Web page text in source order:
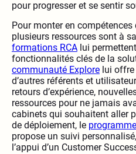
pour progresser et se sentir
Pour monter en compétences
plusieurs ressources sont à
formations RCA lui
fonctionnalités clés de la
communauté Explore lui
d’autres référents et
retours d’expérience,
ressources pour ne jamais
cabinets qui souhaitent aller
de déploiement, le
propose un suivi
l’appui d’un Customer